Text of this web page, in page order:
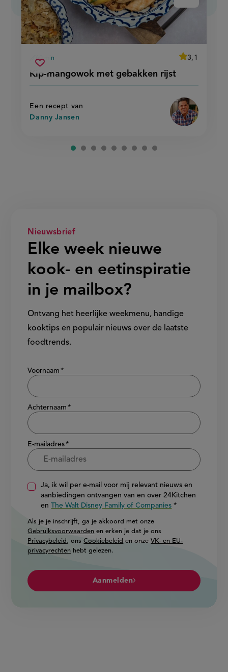
Kip-mangowok met gebakken rijst
voorbereidingstijd
60 min
average
3,1
Beoordeel
met
rijst'
Een recept van
Danny Jansen
Sla
recept
kip-
mangowok
met
rijst
Nieuwsbrief
Elke week nieuwe
kook- en eetinspiratie
in je mailbox?
Ontvang het heerlijke weekmenu, handige
kooktips en populair nieuws over de laatste
foodtrends.
Show/hide
Voornaam
Achternaam
E-mailadres
Ja, ik wil per e-mail voor mij relevant nieuws en
aanbiedingen ontvangen van en over 24Kitchen
enThe Walt Disney Family of Companies
Als je je inschrijft, ga je akkoord met onze
Gebruiksvoorwaarden en erken je dat je ons
Privacybeleid , onsCookiebeleid en onzeVK- en EU-
privacyrechten hebt gelezen.
Aanmelden